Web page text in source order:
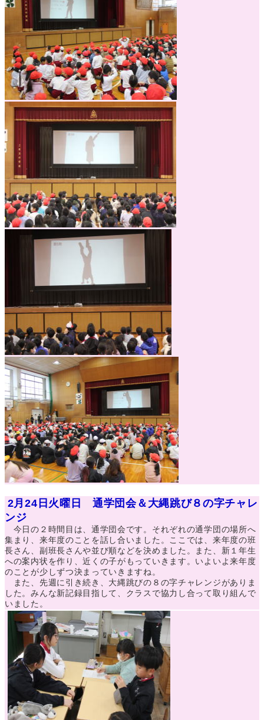
2月24日火曜日 通学団会＆大縄跳び８の字チャレ
ンジ
今日の２時間目は、通学団会です。それぞれの通学団の場所へ
集まり、来年度のことを話し合いました。ここでは、来年度の班
長さん、副班長さんや並び順などを決めました。また、新１年生
への案内状を作り、近くの子がもっていきます。いよいよ来年度
のことが少しずつ決まっていきますね。
また、先週に引き続き、大縄跳びの８の字チャレンジがありま
した。みんな新記録目指して、クラスで協力し合って取り組んで
いました。